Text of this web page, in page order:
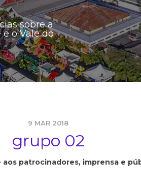
sobre a
e o Vale do
9 MAR 2018
grupo 02
patrocinadores, imprensa e